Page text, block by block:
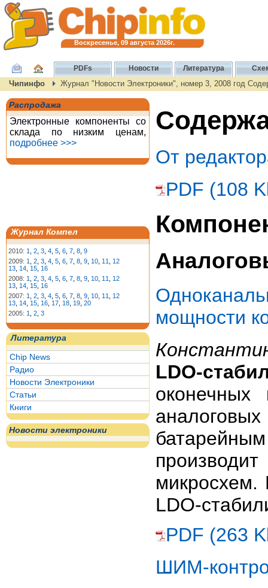
Воскресенье, 09 августа 2026г.
PDFs Новости Литература
Чипинфо Журнал "Новости Электроники", номер 3, 2008 год
Распродажа
Электронные компоненты со
склада по низким ценам,
подробнее >>>
Журнал Компел
2010: 1 2 3 4 5 6 7 8 9
2009: 1 2 3 4 5 6 7 8 9 10 11
12
13 14 15 16
2008: 1 2 3 4 5 6 7 8 9 10 11
12
13 14 15 16
2007: 1 2 3 4 5 6 7 8 9 10 11
12
13 14 15 16 17 18 19 20
2005: 1 2 3
Литература
Chip News
Радио
Новости Электроники
Статьи
Книги
Новости электроники
От
PDF (108
мощности
LDO-
оконечных
микросхем.
LDO-
PDF (263
ШИМ-